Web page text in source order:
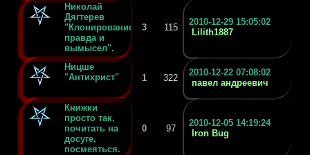
Николай
Дягтерев
"Клонирование:
правда и
вымысел".
3 115
2010-12-29 15:05:02
Lilith1887
Ницше
"Антихрист"
1 322
2010-12-22 07:08:02
павел андреевич
Книжки
просто так,
почитать на
досуге,
посмеяться.
0 97
2010-12-05 14:19:24
Iron Bug